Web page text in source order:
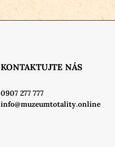
KONTAKTUJTE NÁS
0907 277 777
info@muzeumtotality.online